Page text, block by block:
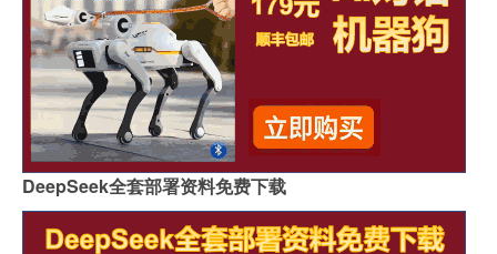
DeepSeek全套部署资料免费下载